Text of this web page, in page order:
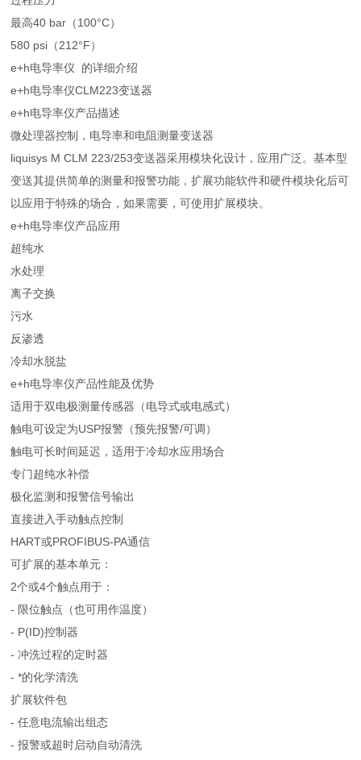
最高40 bar（100°C）
580 psi（212°F）
e+h电导率仪 的详细介绍
e+h电导率仪CLM223变送器
e+h电导率仪产品描述
微处理器控制，电导率和电阻测量变送器
liquisys M CLM 223/253变送器采用模块化设计，应用广泛。基本型
变送其提供简单的测量和报警功能，扩展功能软件和硬件模块化后可
以应用于特殊的场合，如果需要，可使用扩展模块。
e+h电导率仪产品应用
超纯水
水处理
离子交换
污水
反渗透
冷却水脱盐
e+h电导率仪产品性能及优势
适用于双电极测量传感器（电导式或电感式）
触电可设定为USP报警（预先报警/可调）
触电可长时间延迟，适用于冷却水应用场合
专门超纯水补偿
极化监测和报警信号输出
直接进入手动触点控制
HART或PROFIBUS-PA通信
可扩展的基本单元：
2个或4个触点用于：
- 限位触点（也可用作温度）
- P(ID)控制器
- 冲洗过程的定时器
- *的化学清洗
扩展软件包
- 任意电流输出组态
- 报警或超时启动自动清洗